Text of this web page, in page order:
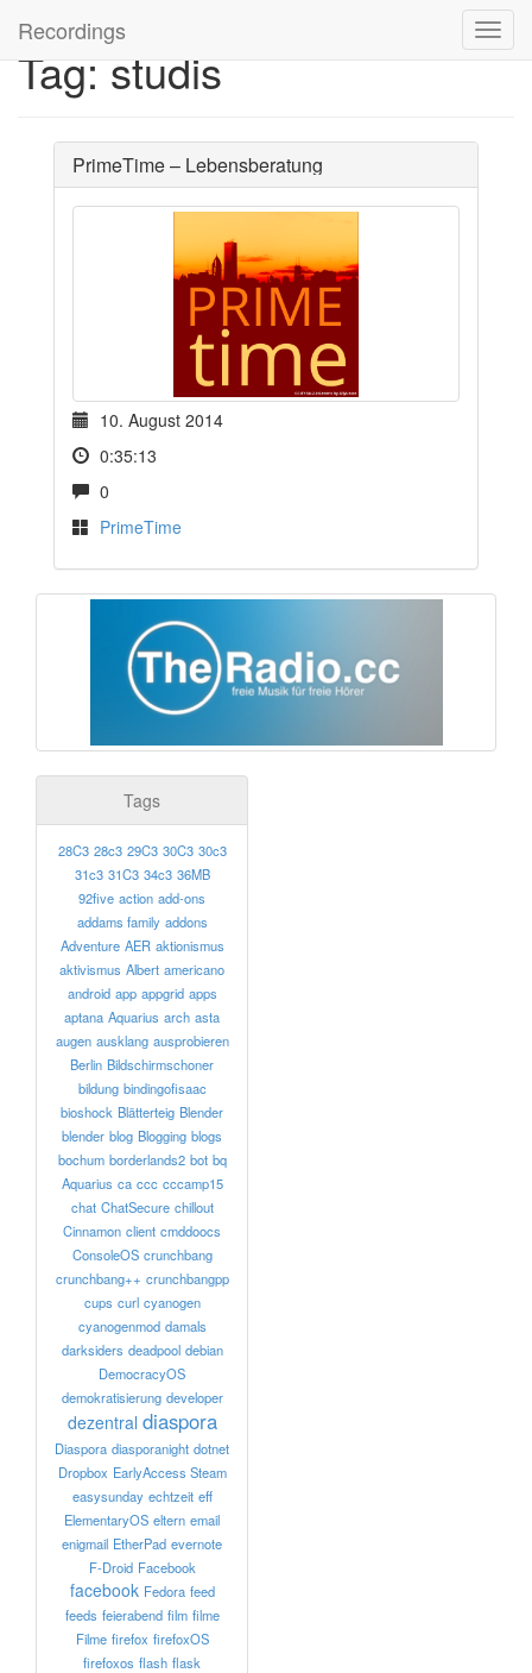
Recordings
Tag: studis
PrimeTime – Lebensberatung
10. August 2014
0:35:13
0
PrimeTime
Tags
28C3 28c3 29C3 30C3 30c3
31c3 31C3 34c3 36MB
92five action add-ons
addams family addons
Adventure AER aktionismus
aktivismus Albert americano
android app appgrid apps
aptana Aquarius arch asta
augen ausklang ausprobieren
Berlin Bildschirmschoner
bildung bindingofisaac
bioshock Blätterteig Blender
blender blog Blogging blogs
bochum borderlands2 bot bq
Aquarius ca ccc cccamp15
chat ChatSecure chillout
Cinnamon client cmddoocs
ConsoleOS crunchbang
crunchbang++ crunchbangpp
cups curl cyanogen
cyanogenmod damals
darksiders deadpool debian
DemocracyOS
demokratisierung developer
dezentral diaspora
Diaspora diasporanight dotnet
Dropbox EarlyAccess Steam
easysunday echtzeit eff
ElementaryOS eltern email
enigmail EtherPad evernote
F-Droid Facebook
facebook Fedora feed
feeds feierabend film filme
Filme firefox firefoxOS
firefoxos flash flask